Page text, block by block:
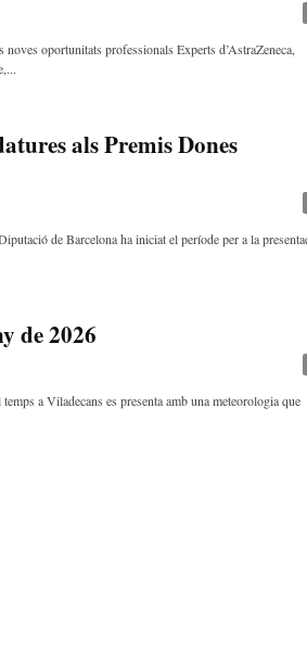
oportunitats professionals Experts d’AstraZeneca,
als Premis Dones
de Barcelona ha iniciat el període per a la
de 2026
a Viladecans es presenta amb una meteorologia que